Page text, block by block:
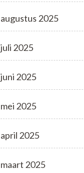
augustus 2025
juli 2025
juni 2025
mei 2025
april 2025
maart 2025